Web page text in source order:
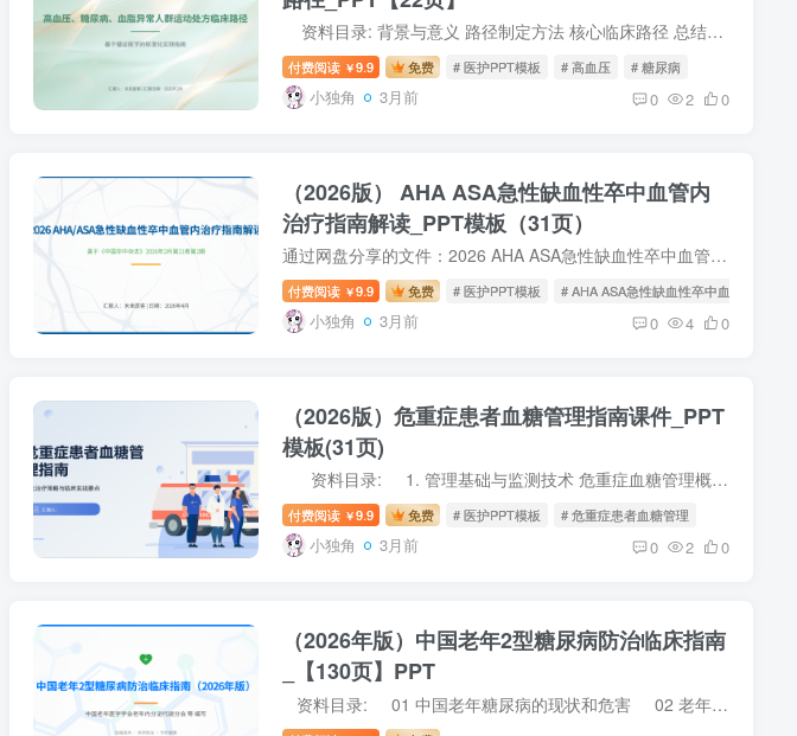
资料目录: 背景与意义 路径制定方法 核心临床路径 总结与展望 资料使用说明： 1、资料付费后即可获得完整全部内容，所有PPT模板均可下载后编辑修改，建议尽快转存，以免...
付费阅读 ￥9.9 免费 # 医护PPT模板 # 高血压 # 糖尿病
小独角 3月前 0 2 0
（2026版） AHA ASA急性缺血性卒中血管内
治疗指南解读_PPT模板（31页）
通过网盘分享的文件：2026 AHA ASA急性缺血性卒中血管内治疗指南解读_【31页】_C134.pptx 链接: https://pan.baidu.com/s/14tyOJYwx909CcsV1hbbyrQ?pwd=2cxu 提取码: 2cxu
付费阅读 ￥9.9 免费 # 医护PPT模板 # AHA ASA急性缺血性卒中血管内治疗
小独角 3月前 0 4 0
（2026版）危重症患者血糖管理指南课件_PPT
模板(31页)
资料目录: 1. 管理基础与监测技术 危重症血糖管理概述 血糖监测技术详解 2. 核心策略与并发症管理 血糖控制目标与策略 并发症预防与处理 3. 临床实践...
付费阅读 ￥9.9 免费 # 医护PPT模板 # 危重症患者血糖管理
小独角 3月前 0 2 0
（2026年版）中国老年2型糖尿病防治临床指南
_【130页】PPT
资料目录: 01 中国老年糖尿病的现状和危害 02 老年糖尿病的临床特点 03 老年糖尿病的诊断与分型 04 老年 2 型糖尿病筛查与三级预防 ...